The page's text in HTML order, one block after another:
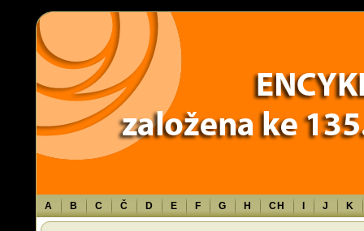
Warning: Use of undefined constant TXT - assumed 'TXT' (this will throw
content/themes/sablona/functions.php
A B C Č D E F G H CH J K